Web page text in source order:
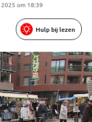
om 18:39
Hulp bij lezen